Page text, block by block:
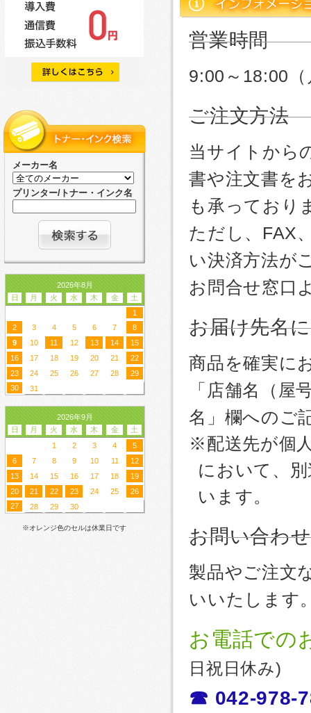
メーカー名
プリンター/トナー・インク名
2026年8月
日
月 火 水 木 金
土
1
2
3 4 5 6 7
8
9
10 11 12 13 14
15
16
17 18 19 20 21
22
23
24 25 26 27 28
29
30
31
2026年9月
日
月 火 水 木 金
土
1
2 3 4
5
6
7 8 9 10 11
12
13
14 15 16 17 18
19
20
21 22 23 24 25
26
27
28 29 30
※オレンジ色のセルは休業日です
営業時間
9:00～18:00
ご注文方法
当サイトから
書や注文書を
も承っており
ただし、FAX
い決済方法が
お問合せ窓口
お届け先名
商品を確実に
「店舗名（屋
名」欄へのご
※配送先が個
において、
います。
お問い合わせ
製品やご注文
いいたします
お電話での
日祝日休み)
☎ 042-978-